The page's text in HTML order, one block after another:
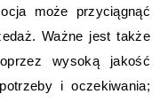
może przyciągnąć
Ważne jest także
wysoką jakość
i oczekiwania;